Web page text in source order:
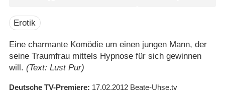
Erotik
Eine charmante Komödie um einen jungen Mann, der
seine Traumfrau mittels Hypnose für sich gewinnen
will. (Text: Lust Pur)
Deutsche TV-Premiere 17.02.2012 Beate-Uhse.tv